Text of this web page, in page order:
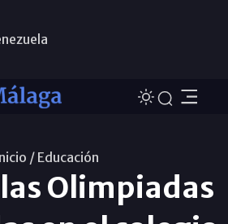
/ Educación
Olimpiadas